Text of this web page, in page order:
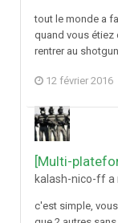
tout le monde a
quand vous étiez
rentrer au
12 février 2016
[Multi-
kalash-nico-ff a
c'est simple,